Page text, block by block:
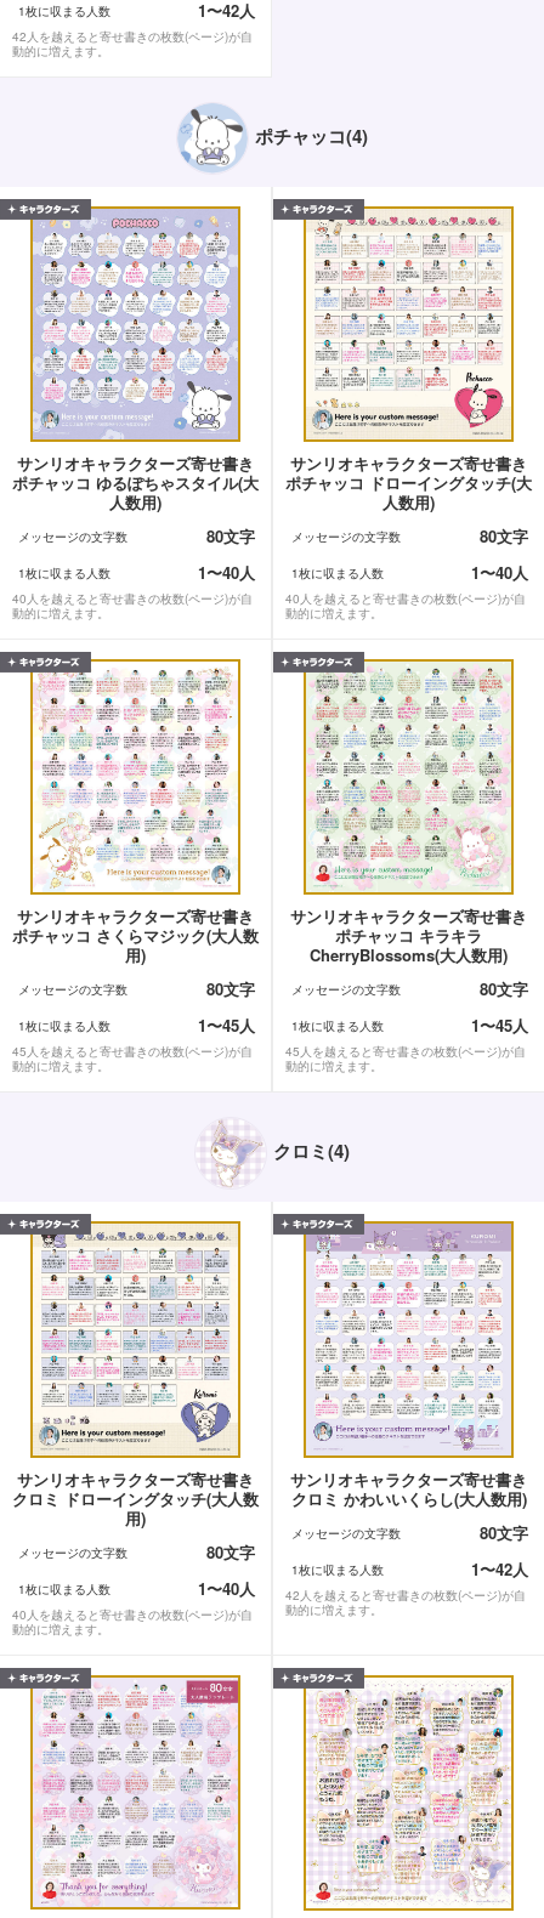
1枚に収まる人数 1〜42人
42人を越えると寄せ書きの枚数(ページ)が自
動的に増えます。
ポチャッコ(4)
サンリオキャラクターズ寄せ書き
ポチャッコ ゆるぽちゃスタイル(大
人数用)
メッセージの文字数 80文字
1枚に収まる人数 1〜40人
40人を越えると寄せ書きの枚数(ページ)が自
動的に増えます。
サンリオキャラクターズ寄せ書き
ポチャッコ ドローイングタッチ(大
人数用)
メッセージの文字数 80文字
1枚に収まる人数 1〜40人
40人を越えると寄せ書きの枚数(ページ)が自
動的に増えます。
サンリオキャラクターズ寄せ書き
ポチャッコ さくらマジック(大人数
用)
メッセージの文字数 80文字
1枚に収まる人数 1〜45人
45人を越えると寄せ書きの枚数(ページ)が自
動的に増えます。
サンリオキャラクターズ寄せ書き
ポチャッコ キラキラ
CherryBlossoms(大人数用)
メッセージの文字数 80文字
1枚に収まる人数 1〜45人
45人を越えると寄せ書きの枚数(ページ)が自
動的に増えます。
クロミ(4)
サンリオキャラクターズ寄せ書き
クロミ ドローイングタッチ(大人数
用)
メッセージの文字数 80文字
1枚に収まる人数 1〜40人
40人を越えると寄せ書きの枚数(ページ)が自
動的に増えます。
サンリオキャラクターズ寄せ書き
クロミ かわいいくらし(大人数用)
メッセージの文字数 80文字
1枚に収まる人数 1〜42人
42人を越えると寄せ書きの枚数(ページ)が自
動的に増えます。